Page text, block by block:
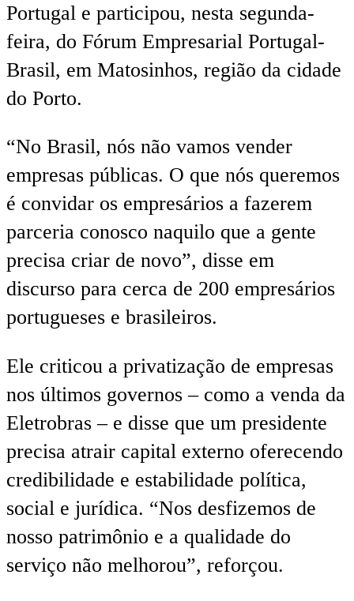
Portugal e participou, nesta segunda-
feira, do Fórum Empresarial Portugal-
Brasil, em Matosinhos, região da cidade
do Porto.
“No Brasil, nós não vamos vender
empresas públicas. O que nós queremos
é convidar os empresários a fazerem
parceria conosco naquilo que a gente
precisa criar de novo”, disse em
discurso para cerca de 200 empresários
portugueses e brasileiros.
Ele criticou a privatização de empresas
nos últimos governos – como a venda da
Eletrobras – e disse que um presidente
precisa atrair capital externo oferecendo
credibilidade e estabilidade política,
social e jurídica. “Nos desfizemos de
nosso patrimônio e a qualidade do
serviço não melhorou”, reforçou.